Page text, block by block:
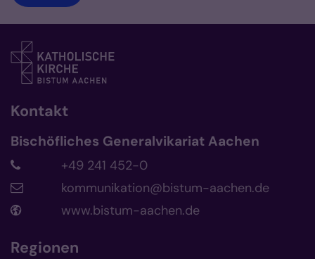
Kontakt
Bischöfliches Generalvikariat Aachen
+49 241 452-0
kommunikation@bistum-aachen.de
www.bistum-aachen.de
Regionen